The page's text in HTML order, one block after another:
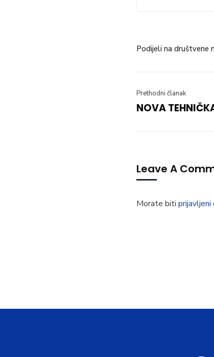
Podijeli na društvene
Prethodni članak
NOVA
Leave A
Morate biti prijavljeni